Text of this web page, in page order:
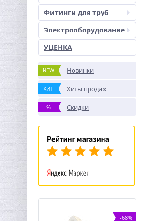
Фитинги для труб
Электрооборудование
УЦЕНКА
NEW Новинки
ХИТ Хиты продаж
% Скидки
-68%